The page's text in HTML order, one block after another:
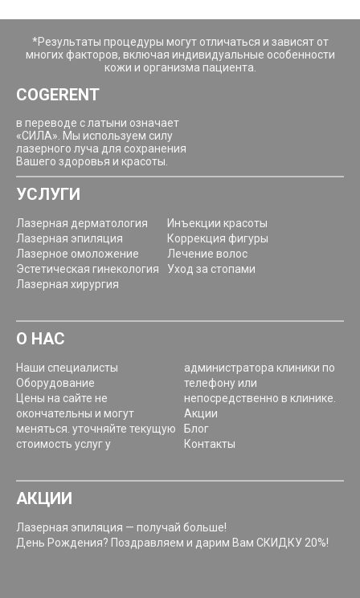
*Результаты процедуры могут отличаться и зависят от
многих факторов, включая индивидуальные особенности
кожи и организма пациента.
COGERENT
в переводе с латыни означает
«СИЛА». Мы используем силу
лазерного луча для сохранения
Вашего здоровья и красоты.
УСЛУГИ
Лазерная дерматология
Лазерная эпиляция
Лазерное омоложение
Эстетическая гинекология
Лазерная хирургия
Инъекции красоты
Коррекция фигуры
Лечение волос
Уход за стопами
О НАС
Наши специалисты
Оборудование
Цены на сайте не
окончательны и могут
меняться. уточняйте текущую
стоимость услуг у
администратора клиники по
телефону или
непосредственно в клинике.
Акции
Блог
Контакты
АКЦИИ
Лазерная эпиляция — получай больше!
День Рождения? Поздравляем и дарим Вам СКИДКУ 20%!